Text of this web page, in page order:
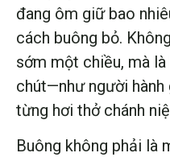
đang ôm giữ bao
cách buông bỏ.
sớm một chiều, mà
chút—như người
từng hơi thở chánh
Buông không phải là